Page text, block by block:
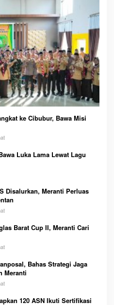
ke Cibubur, Bawa Misi
Luka Lama Lewat Lagu
Disalurkan, Meranti Perluas
Barat Cup II, Meranti Cari
Bahas Strategi Jaga
Meranti
120 ASN Ikuti Sertifikasi